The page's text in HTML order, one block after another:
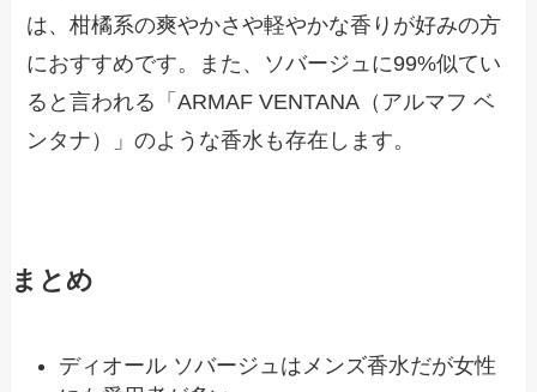
は、柑橘系の爽やかさや軽やかな香りが好みの方
におすすめです。また、ソバージュに99%似てい
ると言われる「ARMAF VENTANA（アルマフ ベ
ンタナ）」のような香水も存在します。
まとめ
ディオール ソバージュはメンズ香水だが女性